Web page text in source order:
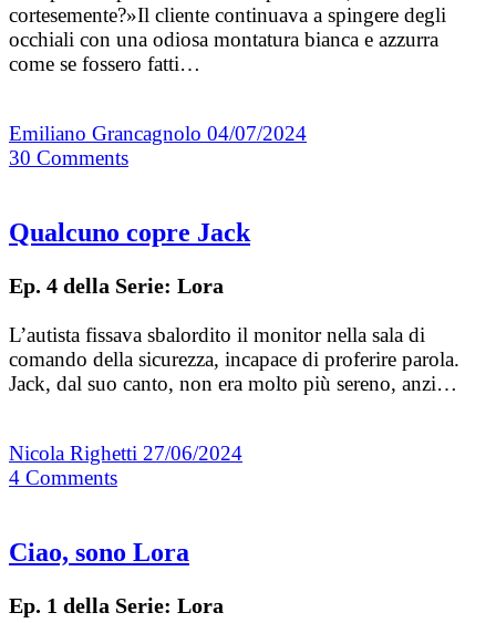
cortesemente?»Il cliente continuava a spingere degli
occhiali con una odiosa montatura bianca e azzurra
come se fossero fatti…
Emiliano Grancagnolo 04/07/2024
30 Comments
Qualcuno copre Jack
Ep. 4 della Serie: Lora
L’autista fissava sbalordito il monitor nella sala di
comando della sicurezza, incapace di proferire parola.
Jack, dal suo canto, non era molto più sereno, anzi…
Nicola Righetti 27/06/2024
4 Comments
Ciao, sono Lora
Ep. 1 della Serie: Lora